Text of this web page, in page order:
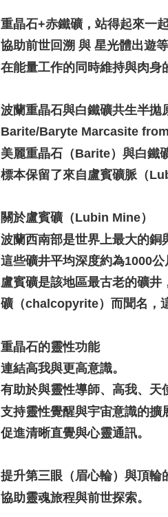
重晶石+赤鐵礦，站得起來一起
協助前世回溯 與 星光體出遊等
在能量工作的同時維持與肉身
波蘭重晶石與白鐵礦共生半拋
Barite/Baryte Marcasite
美麗重晶石（Barite）與白鐵
標本保留了來自盧賓礦脈（
關於盧賓礦（Lubin Mine）
波蘭西南部是世界上最大的銅
這些礦井平均深度約為1000公
盧賓礦是該地區最古老的礦
礦（chalcopyrite）而聞名，
重晶石的靈性功能
連結高我與更高意識。
有助於與靈性導師、高我、天
支持靈性覺醒與宇宙意識的擴
促進清晰直覺與心靈通訊。
提升第三眼（眉心輪）與頂輪
協助靈魂旅程與前世探索。